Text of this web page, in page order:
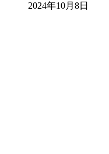
2024年10月8日